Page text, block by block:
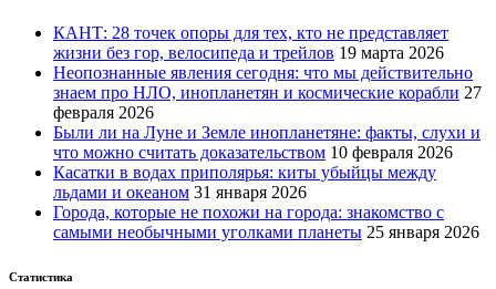
КАНТ: 28 точек опоры для тех, кто не представляет
жизни без гор, велосипеда и трейлов 19 марта 2026
Неопознанные явления сегодня: что мы действительно
знаем про НЛО, инопланетян и космические корабли 27
февраля 2026
Были ли на Луне и Земле инопланетяне: факты, слухи и
что можно считать доказательством 10 февраля 2026
Касатки в водах приполярья: киты убыйцы между
льдами и океаном 31 января 2026
Города, которые не похожи на города: знакомство с
самыми необычными уголками планеты 25 января 2026
Статистика